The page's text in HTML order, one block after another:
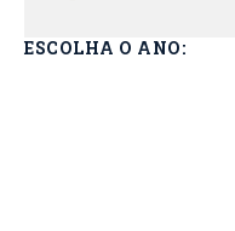
ESCOLHA O ANO: